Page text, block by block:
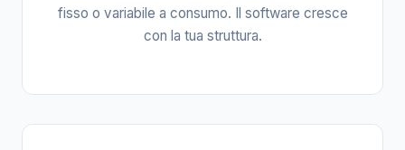
fisso o variabile a consumo. Il software cresce
con la tua struttura.